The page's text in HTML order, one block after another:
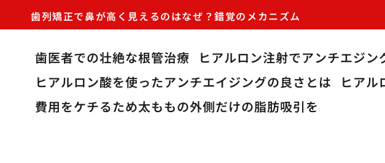
歯列矯正で鼻が高く見えるのはなぜ？錯覚のメカニズム
歯医者での壮絶な根管治療 ヒアルロン注射でアンチエジン
ヒアルロン酸を使ったアンチエイジングの良さとは
ヒアル
費用をケチるため太ももの外側だけの脂肪吸引を